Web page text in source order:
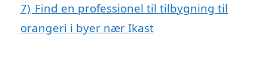
7) Find en professionel til tilbygning til
orangeri i byer nær Ikast